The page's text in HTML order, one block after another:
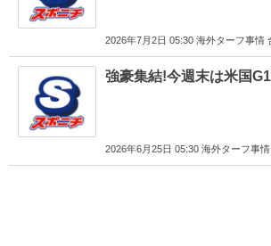
2026年7月2日 05:30 海外ターフ事情
強豪集結!今週末は米国
2026年6月25日 05:30 海外ターフ事